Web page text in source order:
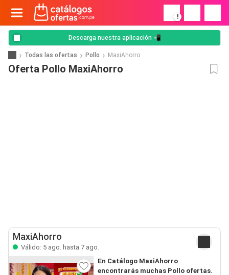
!
Descarga nuestra aplicación 📲
Todas las ofertas Pollo MaxiAhorro
Oferta Pollo MaxiAhorro
MaxiAhorro
Válido: 5 ago. hasta 7 ago.
En Catálogo MaxiAhorro
encontrarás muchas Pollo ofertas.